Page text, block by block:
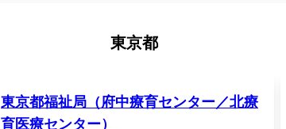
東京都
東京都福祉局（府中療育センター／北療
育医療センター）